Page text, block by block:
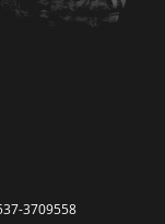
3709558